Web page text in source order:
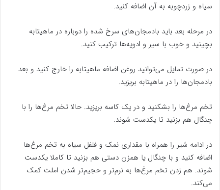
سیاه و زردچوبه به آن اضافه کنید.
در مرحله بعد باید بادمجان‌های سرخ شده را دوباره در ماهیتابه
بچینید و خوب با سیر و ادویه‌ها ترکیب کنید.
در صورت تمایل می‌توانید روغن اضافه ماهیتابه را خارج کنید و بعد
بادمجان‌ها را در ماهیتابه بریزید.
تخم مرغ‌ها را بشکنید و در یک کاسه بریزید. حالا تخم مرغ‌ها را با
چنگال هم بزنید تا یکدست شوند.
در ادامه شیر را همراه با مقداری نمک و فلفل سیاه به تخم مرغ‌ها
اضافه کنید و با چنگال یا همزن دستی هم بزنید تا کاملا یکدست
شوند. هم زدن تخم مرغ‌ها به نرم‌تر و حجیم‌تر شدن املت کمک
می‌کند.